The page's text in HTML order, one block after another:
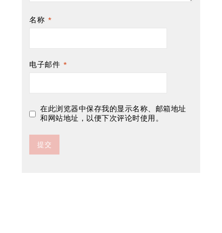
名称 *
电子邮件 *
在此浏览器中保存我的显示名称、邮箱地址
和网站地址，以便下次评论时使用。